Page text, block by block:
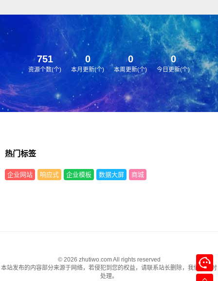
发起的社区微信群，每个群都相
当于一个社区店。本社区团购源
码分为两个版本，一个带直播版
本，一个不带直播版本，在压缩
包内自已选择安装小程序。
751
资源个数(个)
0
本月更新(个)
0
本周更新(个)
0
今日更新(个)
热门标签
企业网站 响应式 企业模板 数据大屏 商城
© 2026 zhutiwo.com All rights reserved
本站发布的内容部分来源于网络，若侵犯到您的权益，请联系站长删除，我们将及时
处理。